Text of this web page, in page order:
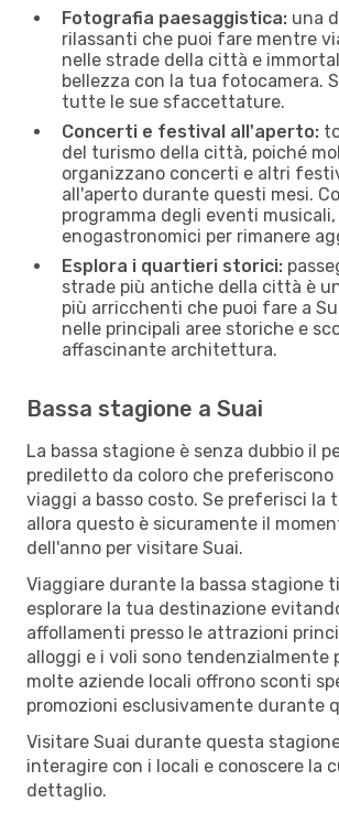
Fotografia paesaggistica: una
rilassanti che puoi fare mentre
nelle strade della città e
bellezza con la tua fotocamera.
tutte le sue sfaccettature.
Concerti e festival all'aperto:
del turismo della città, poiché
organizzano concerti e altri
all'aperto durante questi mesi.
programma degli eventi
enogastronomici per rimanere
Esplora i quartieri storici:
strade più antiche della città è
più arricchenti che puoi fare a
nelle principali aree storiche e
affascinante architettura.
Bassa stagione a Suai
La bassa stagione è senza dubbio il
prediletto da coloro che preferiscono
viaggi a basso costo. Se preferisci la
allora questo è sicuramente il
dell'anno per visitare Suai.
Viaggiare durante la bassa stagione
esplorare la tua destinazione
affollamenti presso le attrazioni
alloggi e i voli sono tendenzialmente
molte aziende locali offrono sconti
promozioni esclusivamente durante
Visitare Suai durante questa
interagire con i locali e conoscere la
dettaglio.